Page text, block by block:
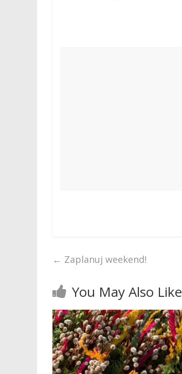
← Zaplanuj weekend!
You May Also Like